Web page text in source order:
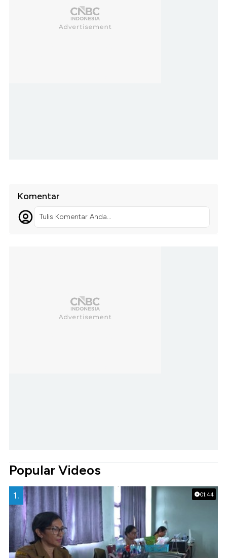
Komentar
Tulis Komentar Anda...
Popular Videos
01:44
1.